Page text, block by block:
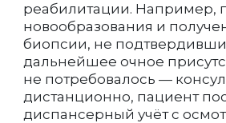
реабилитации. Например,
новообразования и
биопсии, не
дальнейшее очное
не потребовалось —
дистанционно, пациент
диспансерный учёт с